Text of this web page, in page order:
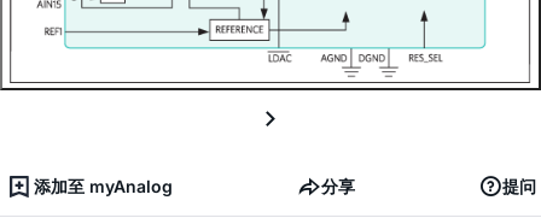
添加至 myAnalog 分享 提问